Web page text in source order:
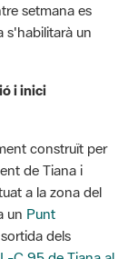
i inici
construït per
de Tiana i
un Punt
dels
C 95 de Tiana al
conveni de
de